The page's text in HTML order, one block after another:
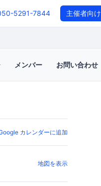
5291-7844 主催者向け
メンバー お問い合わせ
カレンダーに追加
地図を表示